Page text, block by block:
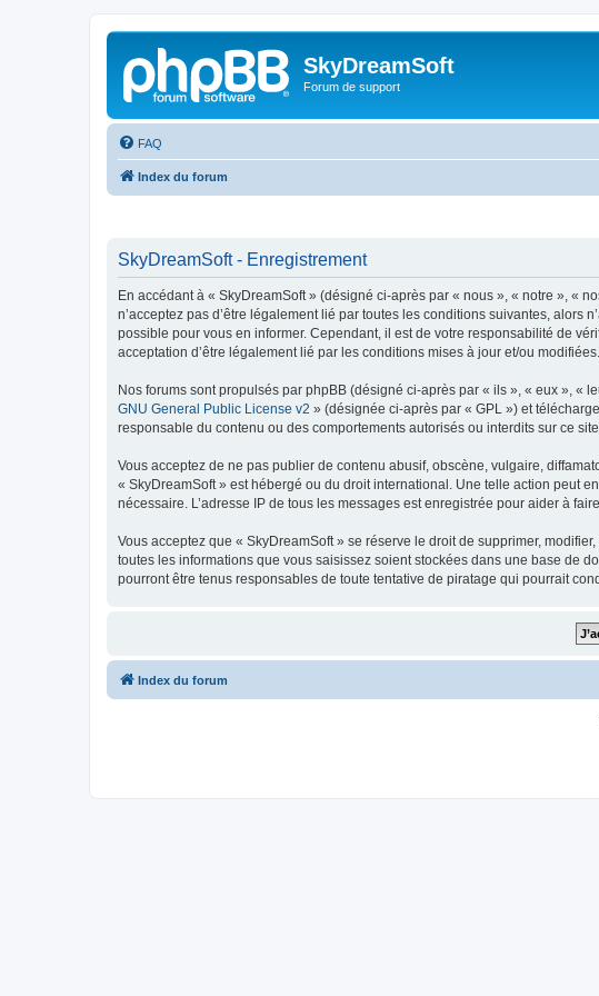
SkyDreamSoft
Forum de support
FAQ
Index du forum
SkyDreamSoft - Enregistrement
En accédant à « SkyDreamSoft » (désigné ci-après par « nous », « notre », «
n’acceptez pas d’être légalement lié par toutes les conditions suivantes, alors
possible pour vous en informer. Cependant, il est de votre responsabilité de
acceptation d’être légalement lié par les conditions mises à jour et/ou modifiées.
Nos forums sont propulsés par phpBB (désigné ci-après par « ils », « eux », «
GNU General Public License v2 » (désignée ci-après par « GPL ») et
responsable du contenu ou des comportements autorisés ou interdits sur ce
Vous acceptez de ne pas publier de contenu abusif, obscène, vulgaire,
« SkyDreamSoft » est hébergé ou du droit international. Une telle action peut
nécessaire. L’adresse IP de tous les messages est enregistrée pour aider à
Vous acceptez que « SkyDreamSoft » se réserve le droit de supprimer,
toutes les informations que vous saisissez soient stockées dans une base de
pourront être tenus responsables de toute tentative de piratage qui pourrait
Index du forum